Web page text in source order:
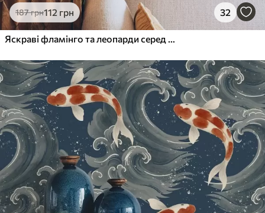
187грн112 грн 32
Яскраві фламінго та леопарди серед тропічних рослин